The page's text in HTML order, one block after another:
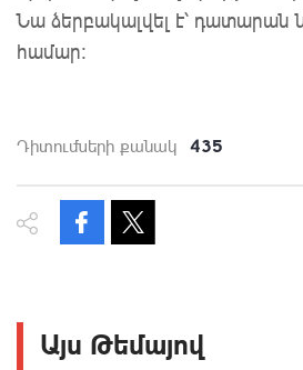
Նա ձերբակալվել է՝ դատարան
համար:
Դիտումների քանակ 435
Այս Թեմայով